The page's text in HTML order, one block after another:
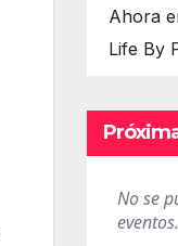
Ahora
Life By